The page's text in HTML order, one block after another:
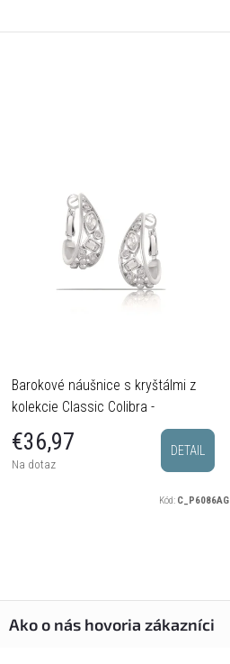
Barokové náušnice s kryštálmi z
kolekcie Classic Colibra -
postriebrené
€36,97
Na dotaz
DETAIL
Kód: C_P6086AG